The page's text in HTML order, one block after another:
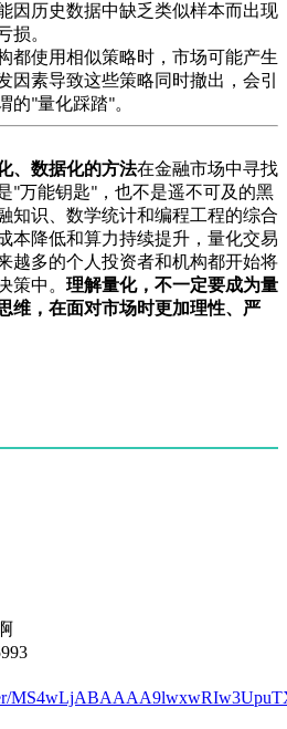
因历史数据中缺乏类似样本而出现
损。
都使用相似策略时，市场可能产生
因素导致这些策略同时撤出，会引
的"量化踩踏"。
、数据化的方法在金融市场中寻找
"万能钥匙" ，也不是遥不可及的黑
知识、数学统计和编程工程的综合
本降低和算力持续提升，量化交易
越多的个人投资者和机构都开始将
策中。 理解量化，不一定要成为量
维，在面对市场时更加理性、严